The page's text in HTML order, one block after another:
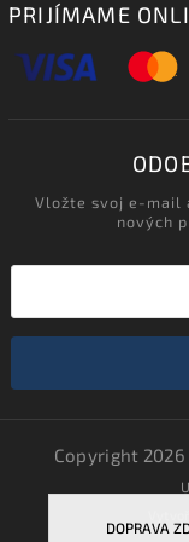
DOPRAVA
PRIJÍMAME
Vložte svoj e-mail
nových
Copyright 2026